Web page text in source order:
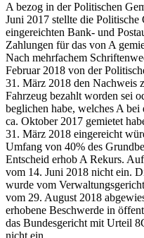
A bezog in der Politischen
Juni 2017 stellte die
eingereichten Bank- und
Zahlungen für das von A
Nach mehrfachem
Februar 2018 von der
31. März 2018 den Nachweis
Fahrzeug bezahlt worden sei
beglichen habe, welches A
ca. Oktober 2017 gemietet
31. März 2018 eingereicht
Umfang von 40% des
Entscheid erhob A Rekurs.
vom 14. Juni 2018 nicht ein.
wurde vom
vom 29. August 2018
erhobene Beschwerde in
das Bundesgericht mit Urteil